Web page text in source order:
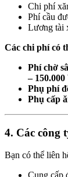
Chi phí
Phí cầu
Lương tài
Các chi phí có
Phí chờ
–
Phụ phí
Phụ cấp
4. Các công
Bạn có thể liên